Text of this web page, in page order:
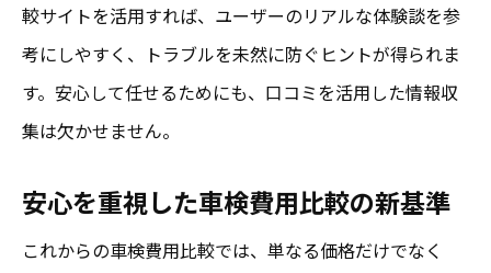
較サイトを活用すれば、ユーザーのリアルな体験談を参
考にしやすく、トラブルを未然に防ぐヒントが得られま
す。安心して任せるためにも、口コミを活用した情報収
集は欠かせません。
安心を重視した車検費用比較の新基準
これからの車検費用比較では、単なる価格だけでなく